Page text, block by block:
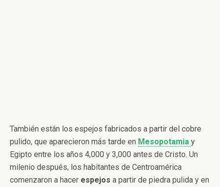
También están los espejos fabricados a partir del cobre
pulido, que aparecieron más tarde en Mesopotamia y
Egipto entre los años 4,000 y 3,000 antes de Cristo. Un
milenio después, los habitantes de Centroamérica
comenzaron a hacer espejos a partir de piedra pulida y en